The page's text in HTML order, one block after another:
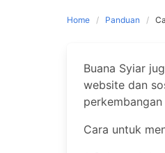
Home Panduan
Buana Syiar
website dan
Cara untuk